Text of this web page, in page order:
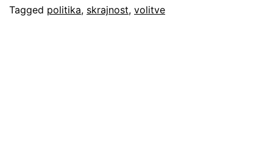
Tagged politika, skrajnost, volitve